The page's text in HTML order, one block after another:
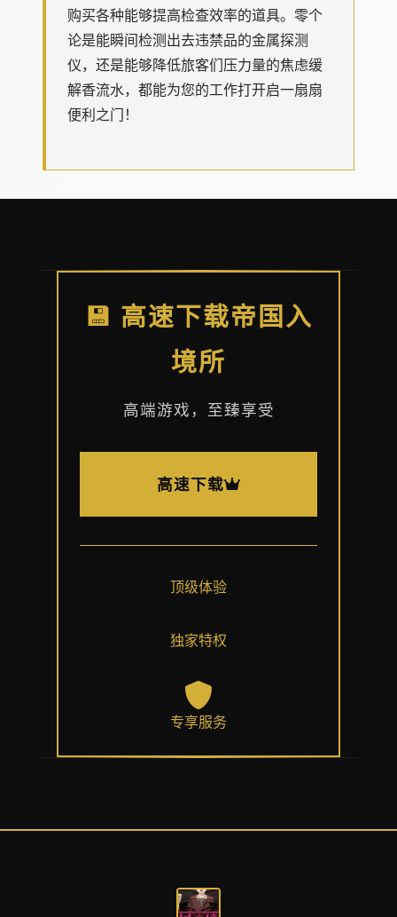
购买各种能够提高检查效率的道具。零个
论是能瞬间检测出去违禁品的金属探测
仪，还是能够降低旅客们压力量的焦虑缓
解香流水，都能为您的工作打开启一扇扇
便利之门！
💾 高速下载帝国入
境所
高端游戏，至臻享受
高速下载
顶级体验
独家特权
专享服务